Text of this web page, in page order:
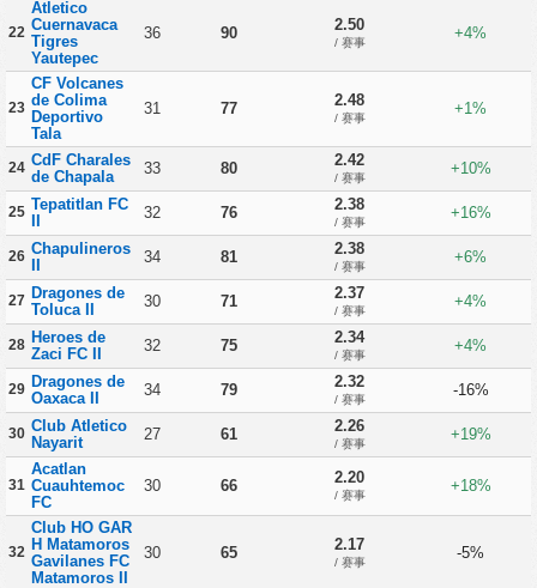
22
Atletico
Cuernavaca
Tigres
Yautepec
36 90 2.50
/ 赛事
+4%
23
CF Volcanes
de Colima
Deportivo
Tala
31 77 2.48
/ 赛事
+1%
24 CdF Charales
de Chapala
33 80 2.42
/ 赛事
+10%
25 Tepatitlan FC
32 76 2.38
/ 赛事
+16%
26 Chapulineros
34 81 2.38
/ 赛事
+6%
27 Dragones de
Toluca II
30 71 2.37
/ 赛事
+4%
28 Heroes de
Zaci FC II
32 75 2.34
/ 赛事
+4%
29 Dragones de
Oaxaca II
34 79 2.32
/ 赛事
-16%
30 Club Atletico
Nayarit
27 61 2.26
/ 赛事
+19%
31
Acatlan
Cuauhtemoc
FC
30 66 2.20
/ 赛事
+18%
32
Club HO GAR
H Matamoros
Gavilanes FC
Matamoros II
30 65 2.17
/ 赛事
-5%